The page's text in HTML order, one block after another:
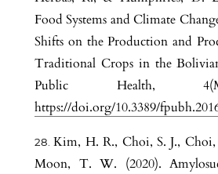
Food Systems and Climate
Shifts on the Production and
Traditional Crops in the
Public Health,
https://doi.org/10.3389/
Kim, H. R., Choi, S. J.,
Moon, T. W. (2020).